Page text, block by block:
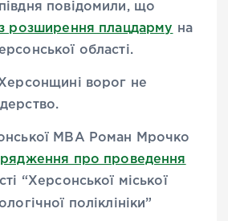
повідомили, що
розширення плацдарму на
області.
ворог не
МВА Роман Мрочко
про проведення
“Херсонської міської
поліклініки”